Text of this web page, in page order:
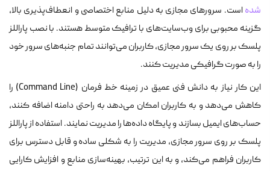
شدهاست. سرورهای مجازی به دلیل منابع اختصاصی و انعطاف‌پذیری بالا،
گزینه محبوبی برای وب‌سایت‌های با ترافیک متوسط هستند. با نصب پاراللز
پلسک بر روی یک سرور مجازی، کاربران می‌توانند تمام جنبه‌های سرور خود
را به صورت گرافیکی مدیریت کنند.
این کار نیاز به دانش فنی عمیق در زمینه خط فرمان (Command Line) را
کاهش می‌دهد و به کاربران امکان می‌دهد به راحتی دامنه اضافه کنند،
حساب‌های ایمیل بسازند و پایگاه داده‌ها را مدیریت نمایند. استفاده از پاراللز
پلسک بر روی سرور مجازی، مدیریت را به شکلی ساده و قابل دسترس برای
کاربران فراهم می‌کند، و به این ترتیب، بهینه‌سازی منابع و افزایش کارایی